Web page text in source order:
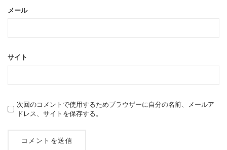
メール
サイト
次回のコメントで使用するためブラウザーに自分の名前、メールア
ドレス、サイトを保存する。